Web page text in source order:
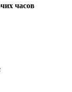
часов